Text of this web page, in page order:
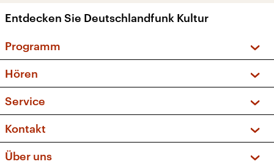
Entdecken Sie Deutschlandfunk Kultur
Programm
Sendungen und Podcasts
Musikliste
Kakadu – Das Kinderprogramm
Hören
Frequenzen (UKW + DAB+)
Service
FAQ
Apps
Newsletter
Kontakt
Über uns